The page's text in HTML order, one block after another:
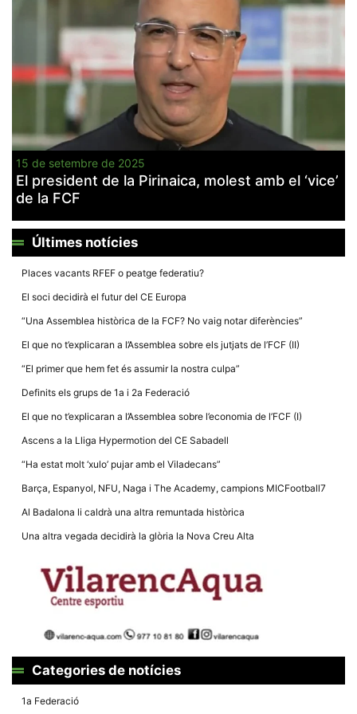
15 de setembre de 2025
El president de la Pirinaica, molest amb el ‘vice’
de la FCF
Últimes notícies
Places vacants RFEF o peatge federatiu?
El soci decidirà el futur del CE Europa
“Una Assemblea històrica de la FCF? No vaig notar diferències”
El que no t’explicaran a l’Assemblea sobre els jutjats de l’FCF (II)
“El primer que hem fet és assumir la nostra culpa”
Definits els grups de 1a i 2a Federació
El que no t’explicaran a l’Assemblea sobre l’economia de l’FCF (I)
Ascens a la Lliga Hypermotion del CE Sabadell
“Ha estat molt ‘xulo’ pujar amb el Viladecans”
Barça, Espanyol, NFU, Naga i The Academy, campions MICFootball7
Al Badalona li caldrà una altra remuntada històrica
Una altra vegada decidirà la glòria la Nova Creu Alta
Categories de notícies
1a Federació
la funcionalitat
estructura.
Experiència
d'usuari
Alguns
components
tècnics del
nostre lloc web
emmagatzemen
dispositiu que
permeten que el
possible. Si
cookies
En compartir
mentre
nostre lloc
incrementes
de mirar
anuncis,
contingut